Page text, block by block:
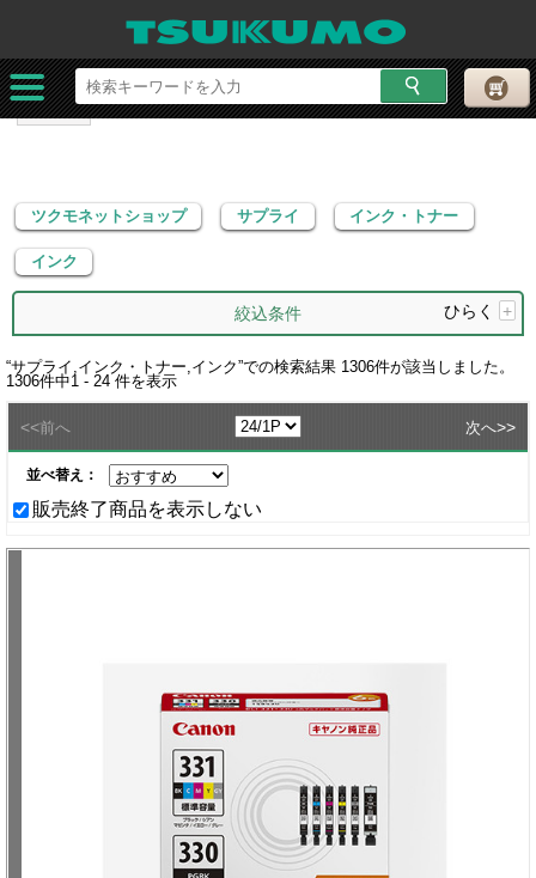
ツクモネットショップ サプライ
インク・トナー
インク
ツクモネットショップ サプライ インク・トナー
インク
絞込条件 ひらく +
“サプライ,インク・トナー,インク”での検索結果 1306件が該当しました。
1306件中1 - 24 件を表示
<<前へ 次へ>>
並べ替え：
販売終了商品を表示しない